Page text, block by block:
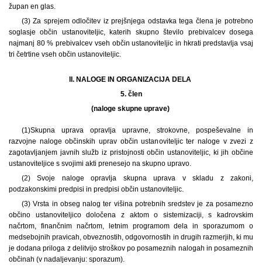
župan en glas.
(3) Za sprejem odločitev iz prejšnjega odstavka tega člena je potrebno
soglasje občin ustanoviteljic, katerih skupno število prebivalcev dosega
najmanj 80 % prebivalcev vseh občin ustanoviteljic in hkrati predstavlja vsaj
tri četrtine vseh občin ustanoviteljic.
II. NALOGE IN ORGANIZACIJA DELA
5. člen
(naloge skupne uprave)
(1)Skupna uprava opravlja upravne, strokovne, pospeševalne in
razvojne naloge občinskih uprav občin ustanoviteljic ter naloge v zvezi z
zagotavljanjem javnih služb iz pristojnosti občin ustanoviteljic, ki jih občine
ustanoviteljice s svojimi akti prenesejo na skupno upravo.
(2) Svoje naloge opravlja skupna uprava v skladu z zakoni,
podzakonskimi predpisi in predpisi občin ustanoviteljic.
(3) Vrsta in obseg nalog ter višina potrebnih sredstev je za posamezno
občino ustanoviteljico določena z aktom o sistemizaciji, s kadrovskim
načrtom, finančnim načrtom, letnim programom dela in sporazumom o
medsebojnih pravicah, obveznostih, odgovornostih in drugih razmerjih, ki mu
je dodana priloga z delitvijo stroškov po posameznih nalogah in posameznih
občinah (v nadaljevanju: sporazum).